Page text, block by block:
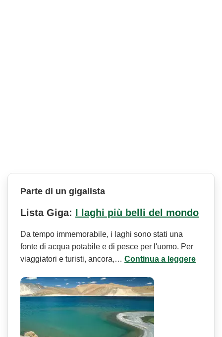
Parte di un gigalista
Lista Giga: I laghi più belli del mondo
Da tempo immemorabile, i laghi sono stati una
fonte di acqua potabile e di pesce per l'uomo. Per
viaggiatori e turisti, ancora,… Continua a leggere